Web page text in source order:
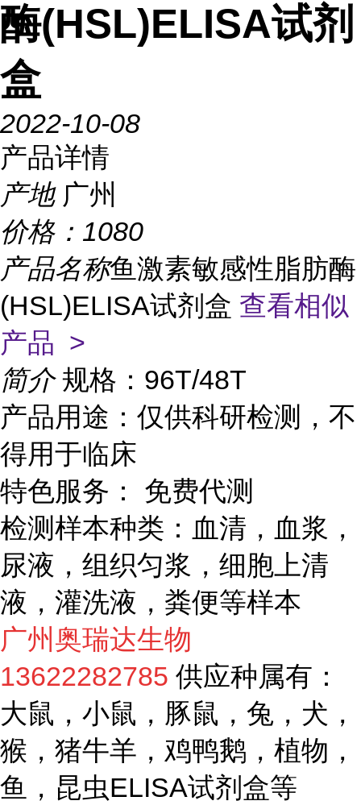
酶(HSL)ELISA试剂
盒
2022-10-08
产品详情
产地 广州
价格： 1080
产品名称鱼激素敏感性脂肪酶
(HSL)ELISA试剂盒 查看相似
产品 >
简介 规格：96T/48T
产品用途：仅供科研检测，不
得用于临床
特色服务： 免费代测
检测样本种类：血清，血浆，
尿液，组织匀浆，细胞上清
液，灌洗液，粪便等样本
广州奥瑞达生物
13622282785 供应种属有：
大鼠，小鼠，豚鼠，兔，犬，
猴，猪牛羊，鸡鸭鹅，植物，
鱼，昆虫ELISA试剂盒等